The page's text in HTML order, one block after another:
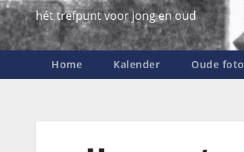
hét trefpunt voor jong en oud
Home Kalender Oude